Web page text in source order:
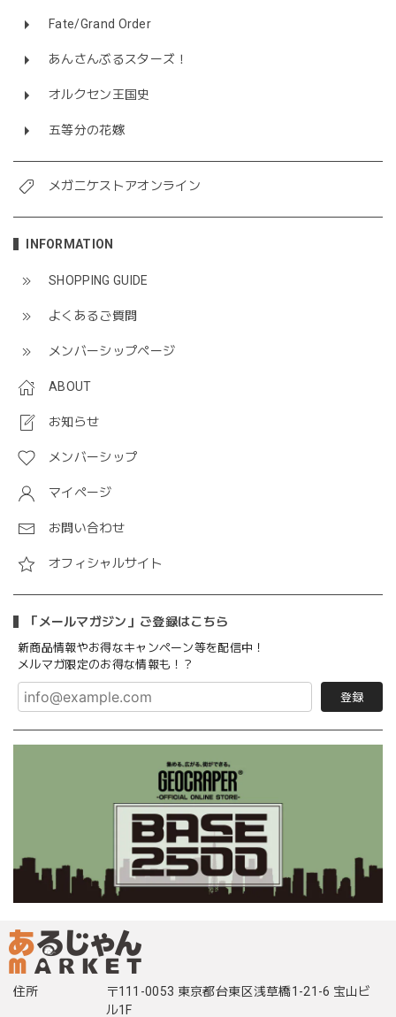
Fate/Grand Order
あんさんぶるスターズ！
オルクセン王国史
五等分の花嫁
メガニケストアオンライン
INFORMATION
SHOPPING GUIDE
よくあるご質問
メンバーシップページ
ABOUT
お知らせ
メンバーシップ
マイページ
お問い合わせ
オフィシャルサイト
「メールマガジン」ご登録はこちら
新商品情報やお得なキャンペーン等を配信中！
メルマガ限定のお得な情報も！？
登録
住所
〒111-0053 東京都台東区浅草橋1-21-6 宝山ビ
ル1F